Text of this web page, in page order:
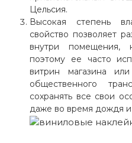
Цельсия.
Высокая степень
свойство позволяет
внутри
поэтому ее часто
витрин магазина
общественного
сохранять все свои
даже во время дождя и